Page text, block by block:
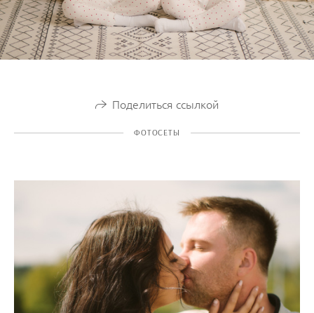
Поделиться ссылкой
ФОТОСЕТЫ